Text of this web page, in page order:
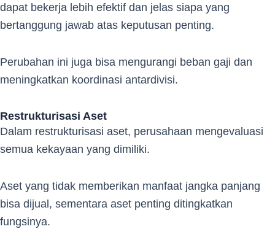
dapat bekerja lebih efektif dan jelas siapa yang
bertanggung jawab atas keputusan penting.
Perubahan ini juga bisa mengurangi beban gaji dan
meningkatkan koordinasi antardivisi.
Restrukturisasi Aset
Dalam restrukturisasi aset, perusahaan mengevaluasi
semua kekayaan yang dimiliki.
Aset yang tidak memberikan manfaat jangka panjang
bisa dijual, sementara aset penting ditingkatkan
fungsinya.